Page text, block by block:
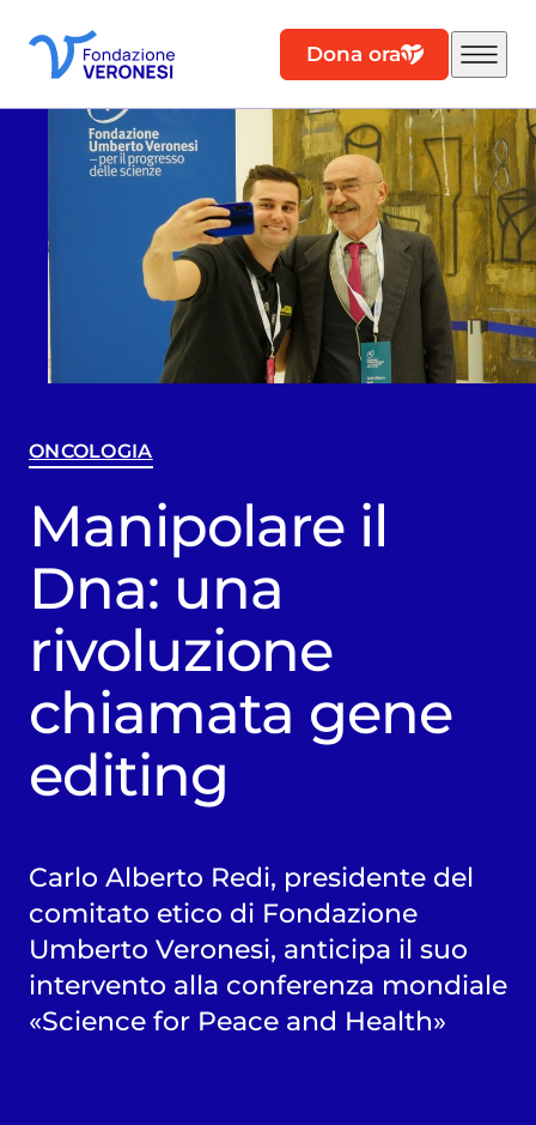
Dona ora
ONCOLOGIA
Manipolare il
Dna: una
rivoluzione
chiamata gene
editing
Carlo Alberto Redi, presidente del
comitato etico di Fondazione
Umberto Veronesi, anticipa il suo
intervento alla conferenza mondiale
«Science for Peace and Health»